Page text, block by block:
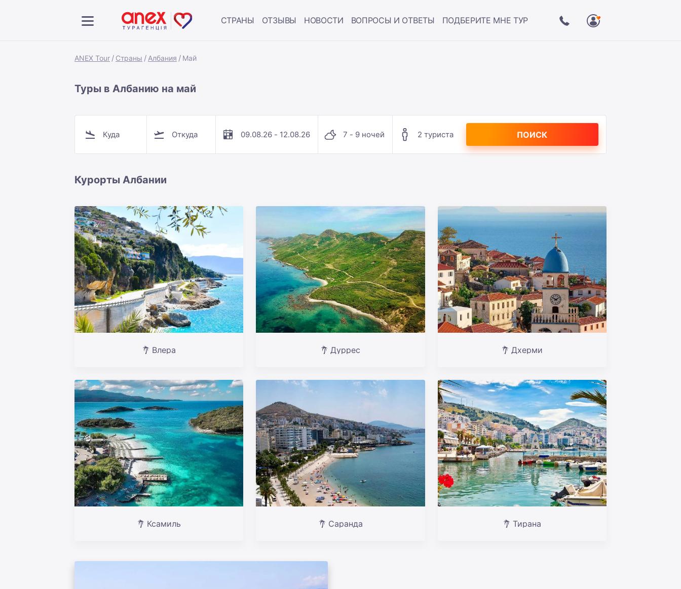
СТРАНЫ ОТЗЫВЫ НОВОСТИ ВОПРОСЫ И ОТВЕТЫ ПОДБЕРИТЕ МНЕ ТУР
ANEX Tour Страны Албания Май
Туры в Албанию на май
Куда Откуда 09.08.26 - 12.08.26 7 - 9 ночей 2 туриста ПОИСК
Курорты Албании
Влера Дуррес Дхерми
Ксамиль Саранда Тирана